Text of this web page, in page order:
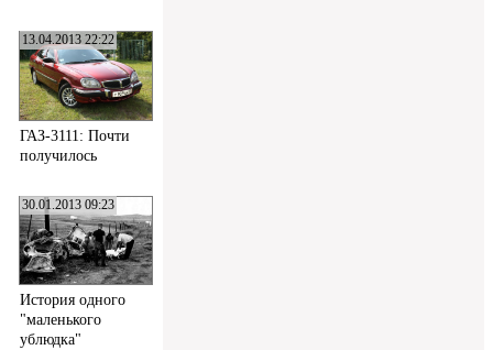
13.04.2013 22:22
ГАЗ-3111: Почти
получилось
30.01.2013 09:23
История одного
"маленького
ублюдка"